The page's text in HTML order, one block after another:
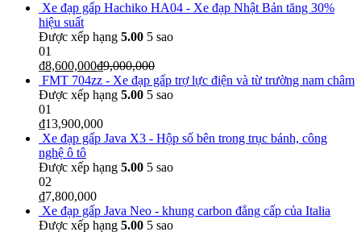
Xe đạp gấp Hachiko HA04 - Xe đạp Nhật Bản tăng 30%
hiệu suất
Được xếp hạng 5.00 5 sao
01
₫8,600,000₫9,000,000
FMT 704zz - Xe đạp gấp trợ lực điện và từ trường nam châm
Được xếp hạng 5.00 5 sao
01
₫13,900,000
Xe đạp gấp Java X3 - Hộp số bên trong trục bánh, công
nghệ ô tô
Được xếp hạng 5.00 5 sao
02
₫7,800,000
Xe đạp gấp Java Neo - khung carbon đẳng cấp của Italia
Được xếp hạng 5.00 5 sao